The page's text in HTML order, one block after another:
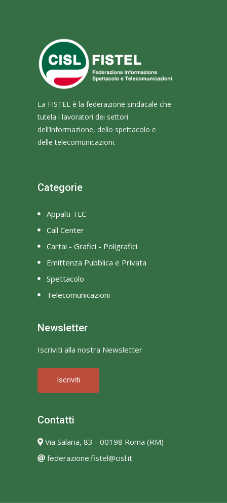
La FISTEL è la federazione sindacale che
tutela i lavoratori dei settori
dell’informazione, dello spettacolo e
delle telecomunicazioni.
Categorie
Appalti TLC
Call Center
Cartai - Grafici - Poligrafici
Emittenza Pubblica e Privata
Spettacolo
Telecomunicazioni
Newsletter
Iscriviti alla nostra Newsletter
Iscriviti
Contatti
Via Salaria, 83 - 00198 Roma (RM)
federazione.fistel@cisl.it